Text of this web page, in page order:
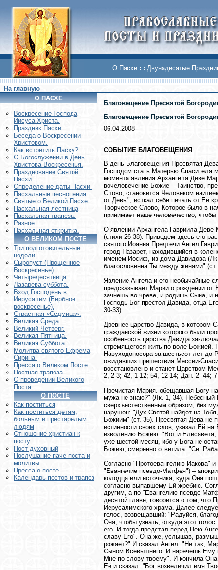
О Пасхе : : Двунадесятые
На главную
О ПАСХЕ
Воскреcение Господа
Иисуса Христа.
Праздник Пасхи.
Беседа о Воскресении
Христовом.
Как встретить Пасху?
О Богослужении в День
Христова Воскресенья.
Празднование Святой
Пасхи.
Определение даты Пасхи.
Пасхальные песнопения.
Святые о Великой Пасхе
Пасхальная лестница
Пасхальная трапеза.
Разное.
Пасхальная открытка.
О ВЕЛИКОМ ПОСТЕ
Три подготовительные
недели.
Сыропуст (Прощенное
Воскресенье).
Четыредесятница.
Лазарева суббота.
Вход Господень в
Иерусалим (Вербное
воскресенье).
Страстная «Седмица».
Великая Среда.
Великий Четверг.
Великая Пятница.
Великая Суббота.
Молитва святого Ефрема
Сирина.
Пресса о Великом Посте.
Постная трапеза.
О проведении Великого
Поста
О ПОСТЕ
Как поститься
Как поститься детям,
больным и престарелым
людям
Отношение христиан к
посту
Пост духовный
Послушание паче поста и
молитвы
Пресса о посте
Календарь постов и трапез
Благовещение Пресвятой
Благовещение Пресвятой
06.04.2008
СОБЫТИЕ БЛАГОВЕЩЕНИЯ
В день Благовещения Пресвятая
Господом стать Матерью Спасителя
момента явления Архангела Деве
вочеловечение Божие – Таинство,
Слово, становится Человеком
от Девы", исткал себе печать от Её
Творческое Слово, Которое было в
принимает наше человечество, чтобы
О явлении Архангела Гавриила Деве
(стихи 26-38). Приведем здесь его
святого Иоанна Предтечи Ангел
город Назарет, находившийся в
именем Иосиф, из дома Давидова
благословенна Ты между женами"
Явление Ангела и его необычайные
предсказывает Марии о рождении
зачнешь во чреве, и родишь Сына, и
Господь Бог престол Давида, отца
30-33).
Древнее царство Давида, в котором
гражданской жизни которого были
особенность царства Давида
стремящегося жить по воле Божией.
Навуходоносора за шестьсот лет
ожидавших пришествия Мессии-
восстановлено и станет Царством
2, 2-3; 42, 1-12; 54, 12-14; Дан. 2, 44;
Пречистая Мария, обещавшая Богу
мужа не знаю?" (Лк. 1, 34). Небесный
сверхъестественным образом, без
нарушен: "Дух Святой найдет на
Божиим" (ст. 35). Пресвятая Дева не
истинности своих слов, указал Ей
изволению Божию: "Вот и Елисавета,
уже шестой месяц, ибо у Бога не
Божию, смиренно ответила: "Се,
Согласно "Протоевангелию Иакова"
"Евангелие псевдо-Матфея") –
колодца или источника, куда Она
согласно выпавшему Ей жребию.
другим, а по "Евангелию псевдо-
десятой главе, говорится о том, что
Иерусалимского храма. Далее
голос, возвещавший: "Радуйся,
Она, чтобы узнать, откуда этот
его. И тогда предстал перед Нею
славу Его". Она же, услышав,
рожает?" И сказал Ангел: "Не так,
Сыном Всевышнего. И наречешь Ему
Мне по слову твоему". И кончила Она
Её и сказал: "Бог возвеличил имя